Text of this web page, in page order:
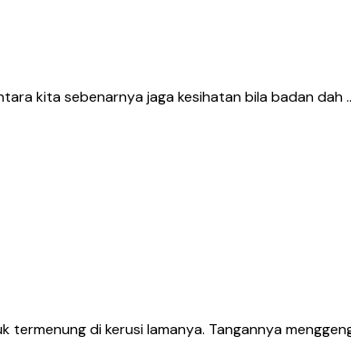
kita sebenarnya jaga kesihatan bila badan dah
termenung di kerusi lamanya. Tangannya